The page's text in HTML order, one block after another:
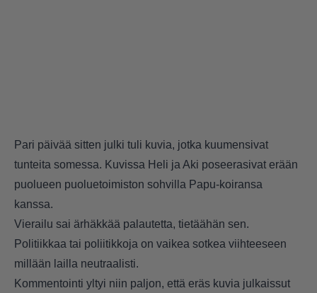
Pari päivää sitten julki tuli kuvia, jotka kuumensivat
tunteita somessa. Kuvissa Heli ja Aki poseerasivat erään
puolueen puoluetoimiston sohvilla Papu-koiransa
kanssa.
Vierailu sai ärhäkkää palautetta, tietäähän sen.
Politiikkaa tai poliitikkoja on vaikea sotkea viihteeseen
millään lailla neutraalisti.
Kommentointi yltyi niin paljon, että eräs kuvia julkaissut